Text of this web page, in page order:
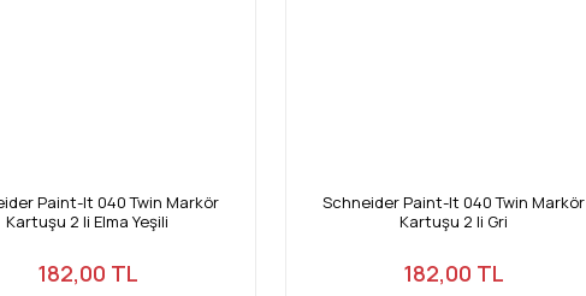
Paint-It 040 Twin Markör
Kartuşu 2 li Elma Yeşili
182,00 TL
Schneider Paint-It 040 Twin Markör
Kartuşu 2 li Gri
182,00 TL